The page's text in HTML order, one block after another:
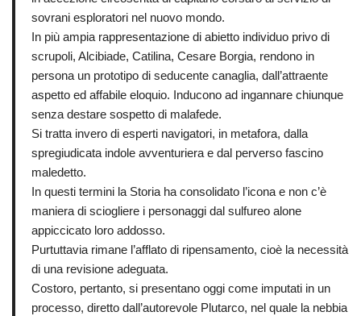
sovrani esploratori nel nuovo mondo.
In più ampia rappresentazione di abietto individuo privo di
scrupoli, Alcibiade, Catilina, Cesare Borgia, rendono in
persona un prototipo di seducente canaglia, dall’attraente
aspetto ed affabile eloquio. Inducono ad ingannare chiunque
senza destare sospetto di malafede.
Si tratta invero di esperti navigatori, in metafora, dalla
spregiudicata indole avventuriera e dal perverso fascino
maledetto.
In questi termini la Storia ha consolidato l’icona e non c’è
maniera di sciogliere i personaggi dal sulfureo alone
appiccicato loro addosso.
Purtuttavia rimane l’afflato di ripensamento, cioè la necessità
di una revisione adeguata.
Costoro, pertanto, si presentano oggi come imputati in un
processo, diretto dall’autorevole Plutarco, nel quale la nebbia